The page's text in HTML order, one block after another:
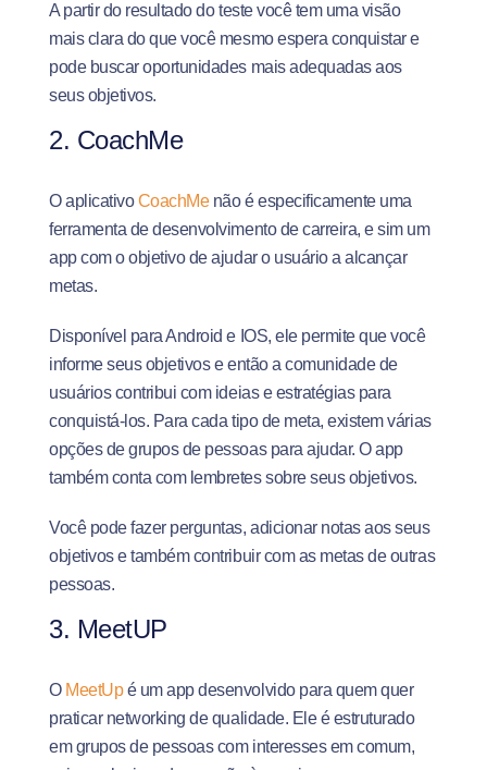
A partir do resultado do teste você tem uma visão
mais clara do que você mesmo espera conquistar e
pode buscar oportunidades mais adequadas aos
seus objetivos.
2. CoachMe
O aplicativoCoachMenão é especificamente uma
ferramenta de desenvolvimento de carreira, e sim um
app com o objetivo de ajudar o usuário a alcançar
metas.
Disponível para Android e IOS, ele permite que você
informe seus objetivos e então a comunidade de
usuários contribui com ideias e estratégias para
conquistá-los. Para cada tipo de meta, existem várias
opções de grupos de pessoas para ajudar. O app
também conta com lembretes sobre seus objetivos.
Você pode fazer perguntas, adicionar notas aos seus
objetivos e também contribuir com as metas de outras
pessoas.
3. MeetUP
O MeetUpé um app desenvolvido para quem quer
praticar networking de qualidade. Ele é estruturado
em grupos de pessoas com interesses em comum,